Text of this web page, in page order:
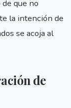
que no
la intención de
se acoja al
de